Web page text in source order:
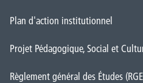
Plan d'action institutionnel
Projet Pédagogique, Social et
Règlement général des Études